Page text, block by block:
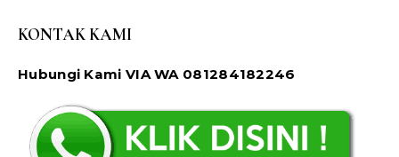
KONTAK KAMI
Hubungi Kami VIA WA 081284182246